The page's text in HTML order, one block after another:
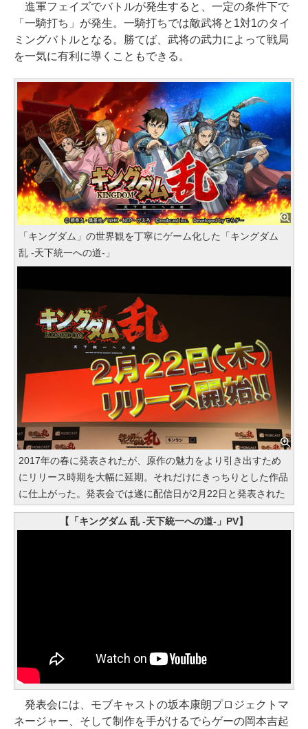
進軍フェイズでバトルが発生すると、一定の条件下で
「一騎打ち」が発生。一騎打ちでは敵武将と1対1のタイ
ミングバトルとなる。勝てば、武将の武力によって戦局
を一気に有利に導くこともできる。
「キングダム」の世界観を丁寧にゲーム化した「キングダム
乱 -天下統一への道-」
2017年の春に発表されたが、原作の魅力をより引き出すため
にリリース時期を大幅に延期。それだけにきっちりとした作品
に仕上がった。発表会では遂に配信日が2月22日と発表された
【「キングダム 乱 -天下統一への道-」PV】
発表会には、モブキャストの坂本康朗プロジェクトマ
ネージャー、そして制作を手がけるでらゲーの岡本吉起